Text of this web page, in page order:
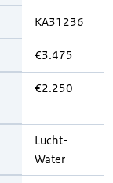
KA31236
€3.475
€2.250
Lucht-
Water